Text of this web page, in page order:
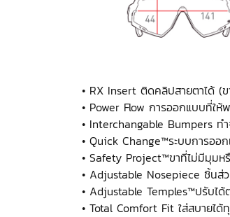
• RX Insert ติดคลิปสายตาได้ (
• Power Flow การออกแบบที่ใ
• Interchangable Bumpers
• Quick Change™ระบบการออ
• Safety Project™ขาที่ไม่มีมุม
• Adjustable Nosepiece ชิ้นส่
• Adjustable Temples™ปรับได้
• Total Comfort Fit ใส่สบายไ